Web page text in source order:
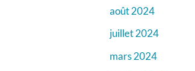
août 2024
juillet 2024
mars 2024